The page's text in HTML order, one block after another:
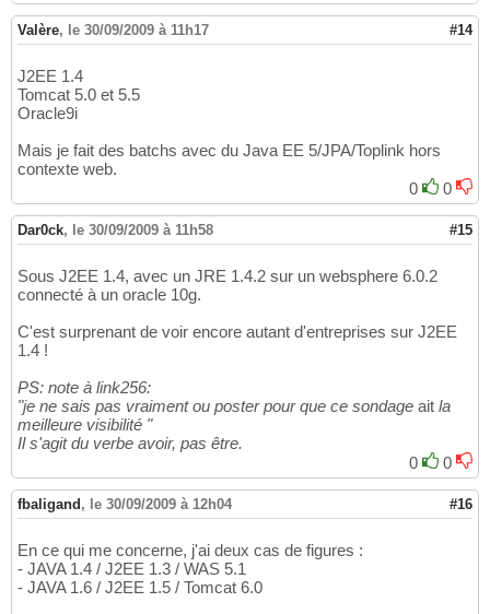
Valère, le 30/09/2009 à 11h17 #14
J2EE 1.4
Tomcat 5.0 et 5.5
Oracle9i
Mais je fait des batchs avec du Java EE 5/JPA/Toplink hors
contexte web.
0
0
Dar0ck, le 30/09/2009 à 11h58 #15
Sous J2EE 1.4, avec un JRE 1.4.2 sur un websphere 6.0.2
connecté à un oracle 10g.
C'est surprenant de voir encore autant d'entreprises sur J2EE
1.4 !
PS: note à link256:
"je ne sais pas vraiment ou poster pour que ce sondage ait la
meilleure visibilité "
Il s'agit du verbe avoir, pas être.
0
0
fbaligand , le 30/09/2009 à 12h04 #16
En ce qui me concerne, j'ai deux cas de figures :
- JAVA 1.4 / J2EE 1.3 / WAS 5.1
- JAVA 1.6 / J2EE 1.5 / Tomcat 6.0